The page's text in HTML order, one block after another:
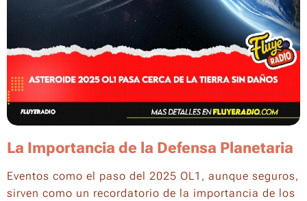
La Importancia de la Defensa Planetaria
Eventos como el paso del 2025 OL1, aunque seguros,
sirven como un recordatorio de la importancia de los